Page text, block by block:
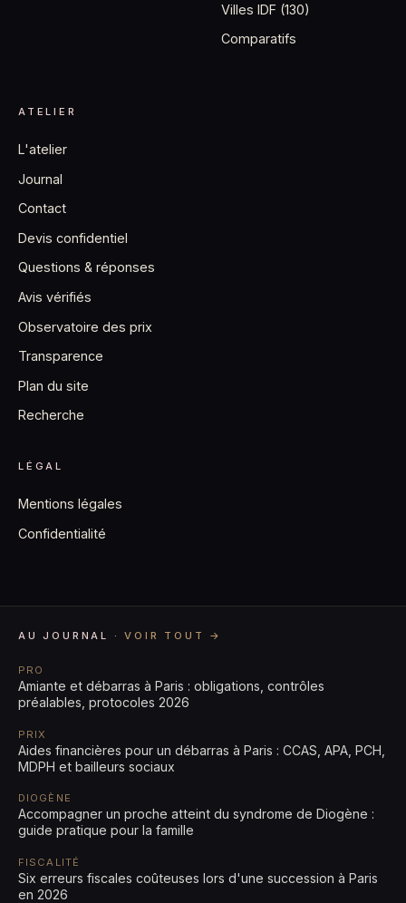
Villes IDF (130)
Comparatifs
ATELIER
L'atelier
Journal
Contact
Devis confidentiel
Questions & réponses
Avis vérifiés
Observatoire des prix
Transparence
Plan du site
Recherche
LÉGAL
Mentions légales
Confidentialité
AU JOURNAL ·VOIR TOUT →
PRO
Amiante et débarras à Paris : obligations, contrôles
préalables, protocoles 2026
PRIX
Aides financières pour un débarras à Paris : CCAS, APA, PCH,
MDPH et bailleurs sociaux
DIOGÈNE
Accompagner un proche atteint du syndrome de Diogène :
guide pratique pour la famille
FISCALITÉ
Six erreurs fiscales coûteuses lors d'une succession à Paris
en 2026